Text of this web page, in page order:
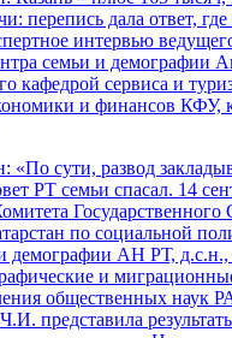
перепись дала ответ,
интервью
семьи и демографии
кафедрой сервиса и
и финансов КФУ,
«По сути, развод
РТ семьи спасал. 14
Государственного
по социальной
демографии АН РТ, д.с.н.,
и
общественных наук
представила